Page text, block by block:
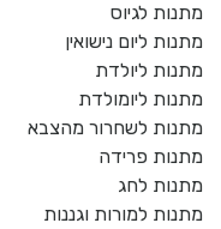
מתנות לגיוס
מתנות ליום נישואין
מתנות ליולדת
מתנות ליומולדת
מתנות לשחרור מהצבא
מתנות פרידה
מתנות לחג
מתנות למורות וגננות